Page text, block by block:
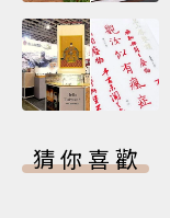
猜你喜歡